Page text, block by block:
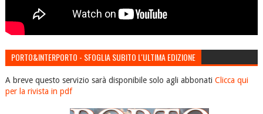
PORTO&INTERPORTO - SFOGLIA SUBITO L'ULTIMA EDIZIONE
A breve questo servizio sarà disponibile solo agli abbonati Clicca qui
per la rivista in pdf